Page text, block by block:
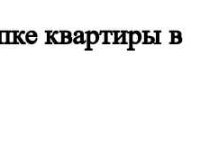
квартиры в